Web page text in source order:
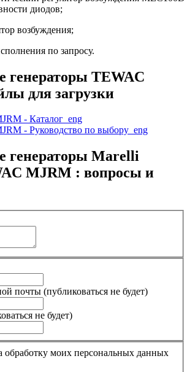
диодов;
возбуждения;
по запросу.
генераторы TEWAC
для загрузки
- Каталог_eng
- Руководство по выбору_eng
генераторы Marelli
MJRM : вопросы и
почты (публиковаться не будет)
не будет)
Я согласен на обработку моих персональных данных